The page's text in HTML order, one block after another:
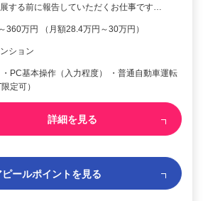
する前に報告していただくお仕事です…
360万円 （月額28.4万円～30万円）
ション
PC基本操作（入力程度） ・普通自動車運転
定可）
詳細を見る
ールポイントを見る